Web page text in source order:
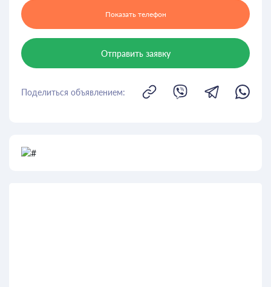
Показать телефон
Отправить заявку
Поделиться объявлением: